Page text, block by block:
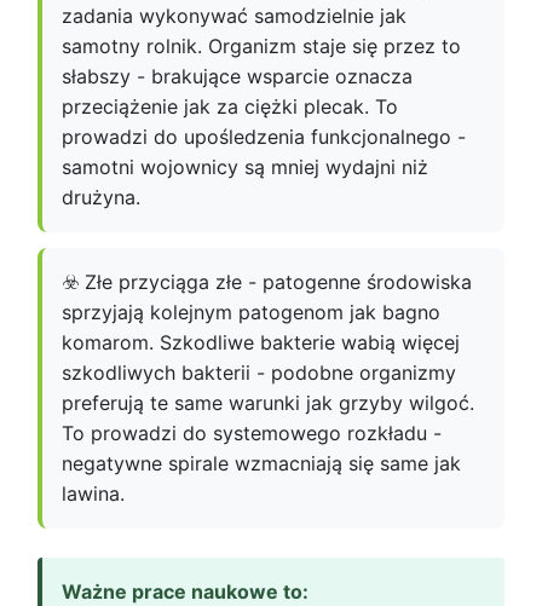
zadania wykonywać samodzielnie jak
samotny rolnik. Organizm staje się przez to
słabszy - brakujące wsparcie oznacza
przeciążenie jak za ciężki plecak. To
prowadzi do upośledzenia funkcjonalnego -
samotni wojownicy są mniej wydajni niż
drużyna.
☣️ Złe przyciąga złe - patogenne środowiska
sprzyjają kolejnym patogenom jak bagno
komarom. Szkodliwe bakterie wabią więcej
szkodliwych bakterii - podobne organizmy
preferują te same warunki jak grzyby wilgoć.
To prowadzi do systemowego rozkładu -
negatywne spirale wzmacniają się same jak
lawina.
Ważne prace naukowe to: